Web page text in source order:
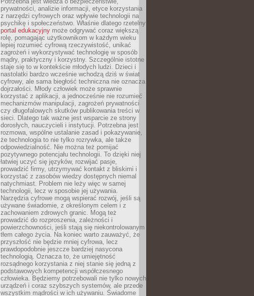
prywatności, analizie informacji, etyce korzystania
z narzędzi cyfrowych oraz wpływie technologii na
psychikę i społeczeństwo. Właśnie dlatego rzetelny
portal edukacyjny może odgrywać coraz większą
rolę, pomagając użytkownikom w każdym wieku
lepiej rozumieć cyfrową rzeczywistość, unikać
zagrożeń i wykorzystywać technologię w sposób
mądry, praktyczny i korzystny. Szczególnie istotne
staje się to w kontekście młodych ludzi. Dzieci i
nastolatki bardzo wcześnie wchodzą dziś w świat
cyfrowy, ale sama biegłość techniczna nie oznacza
dojrzałości. Młody człowiek może sprawnie
korzystać z aplikacji, a jednocześnie nie rozumieć
mechanizmów manipulacji, zagrożeń prywatności
czy długofalowych skutków publikowania treści w
sieci. Dlatego tak ważne jest wsparcie ze strony
dorosłych, nauczycieli i instytucji. Potrzebna jest
rozmowa, wspólne ustalanie zasad i pokazywanie,
że technologia to nie tylko rozrywka, ale także
odpowiedzialność. Nie można też pomijać
pozytywnego potencjału technologii. To dzięki niej
łatwiej uczyć się języków, rozwijać pasje,
prowadzić firmy, utrzymywać kontakt z bliskimi i
korzystać z zasobów wiedzy dostępnych niemal
natychmiast. Problem nie leży więc w samej
technologii, lecz w sposobie jej używania.
Narzędzia cyfrowe mogą wspierać rozwój, jeśli są
używane świadomie, z określonym celem i z
zachowaniem zdrowych granic. Mogą też
prowadzić do rozproszenia, zależności i
powierzchowności, jeśli stają się niekontrolowanym
tłem całego życia. Na koniec warto zauważyć, że
przyszłość nie będzie mniej cyfrowa, lecz
prawdopodobnie jeszcze bardziej nasycona
technologią. Oznacza to, że umiejętność
rozsądnego korzystania z niej stanie się jedną z
podstawowych kompetencji współczesnego
człowieka. Będziemy potrzebowali nie tylko nowych
urządzeń i coraz szybszych systemów, ale przede
wszystkim mądrości w ich używaniu. Świadome